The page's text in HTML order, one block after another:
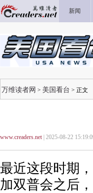
新闻
万维读者网 > 美国看台 > 正文
www.creaders.net| 2025-08-22
最近这段时期
加双普会之后